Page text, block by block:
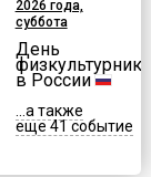
2026 года,
суббота
День
физкультурника
в России
...а также
еще 41 событие